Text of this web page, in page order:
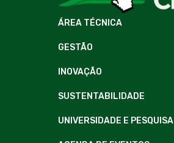
ÁREA TÉCNICA
GESTÃO
INOVAÇÃO
SUSTENTABILIDADE
UNIVERSIDADE E PESQUISA